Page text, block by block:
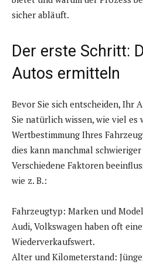
sicher abläuft.
Der erste Schritt:
Autos ermitteln
Bevor Sie sich entscheiden, Ihr
Sie natürlich wissen, wie viel es
Wertbestimmung Ihres
dies kann manchmal
Verschiedene Faktoren
wie z. B.:
Fahrzeugtyp: Marken und
Audi, Volkswagen haben oft
Wiederverkaufswert.
Alter und Kilometerstand: